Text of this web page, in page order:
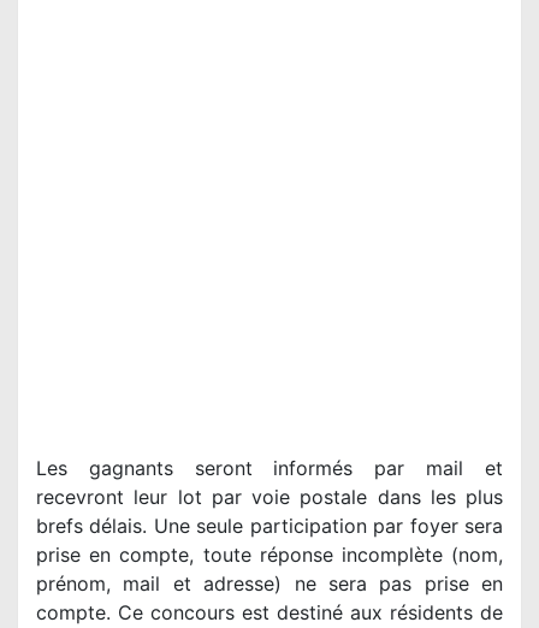
Les gagnants seront informés par mail et
recevront leur lot par voie postale dans les plus
brefs délais. Une seule participation par foyer sera
prise en compte, toute réponse incomplète (nom,
prénom, mail et adresse) ne sera pas prise en
compte. Ce concours est destiné aux résidents de